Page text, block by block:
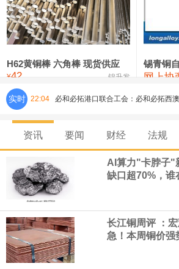
铸造铝合金锭(ZLD104) 24,300—24,500
压铸锌合金锭 26,500—26,700
氯化镍 38,300—40,300
H62黄铜棒 六角棒 现货供应
¥42 锦升发
锡青铜
网上协
实时 22:04 必和必拓港口联合工会：必和必拓西
通知，将于8月9日实施24小时停工。
8月7日，宇树科技董事长王兴兴网上
研发费用金额分别为4,995.18万元、
元，最近3年复合增长率达70.36%，
核心技术和知识产权。截至2026年1
资讯 要闻 财经 法规
AI算力"卡脖子"
缺口超70%，谁
长江铜周评 ：
急！本周铜价强